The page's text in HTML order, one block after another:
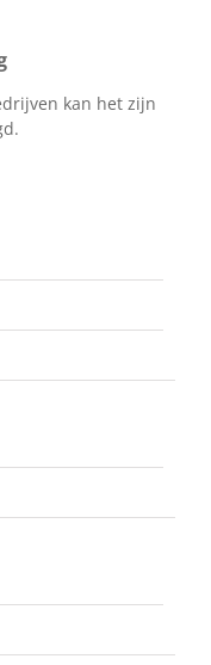
kan het zijn